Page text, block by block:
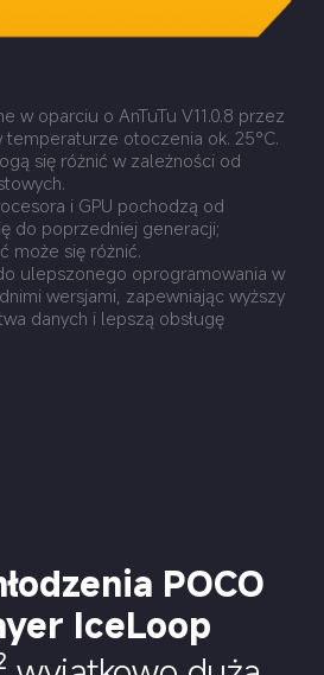
w oparciu o AnTuTu V11.0.8 przez
temperaturze otoczenia ok. 25°C.
się różnić w zależności od
i GPU pochodzą od
do poprzedniej generacji;
może się różnić.
ulepszonego oprogramowania w
wersjami, zapewniając wyższy
danych i lepszą obsługę
POCO
IceLoop